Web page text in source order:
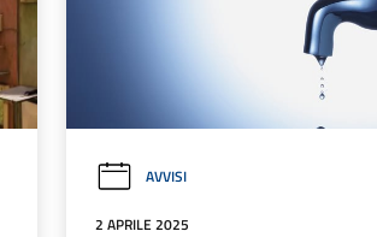
AVVISI
2 APRILE 2025